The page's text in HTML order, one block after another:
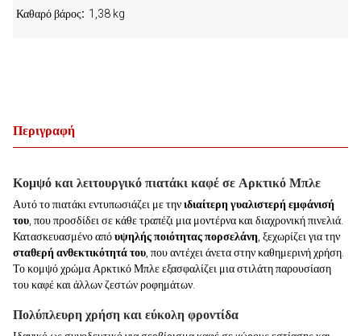
Περιγραφή
Κομψό και λειτουργικό πιατάκι καφέ σε Αρκτικό Μπλε
Αυτό το πιατάκι εντυπωσιάζει με τηνιδιαίτερη γυαλιστερή εμφάνισή
του , που προσδίδει σε κάθε τραπέζι μια μοντέρνα και διαχρονική πινελιά.
Κατασκευασμένο απόυψηλής ποιότητας πορσελάνη , ξεχωρίζει για την
σταθερή ανθεκτικότητά του , που αντέχει άνετα στην καθημερινή χρήση.
Το κομψό χρώμα Αρκτικό Μπλε εξασφαλίζει μια στιλάτη παρουσίαση
του καφέ και άλλων ζεστών ροφημάτων.
Πολύπλευρη χρήση και εύκολη φροντίδα
Καθαρό βάρος 1,38 kg